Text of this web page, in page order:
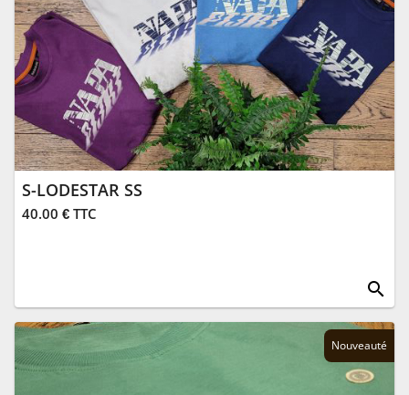
S-LODESTAR SS
40.00 € TTC
search
Nouveauté